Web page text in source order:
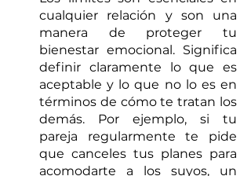
cualquier relación y son una
manera de proteger tu
bienestar emocional. Significa
definir claramente lo que es
aceptable y lo que no lo es en
términos de cómo te tratan los
demás. Por ejemplo, si tu
pareja regularmente te pide
que canceles tus planes para
acomodarte a los suyos, un